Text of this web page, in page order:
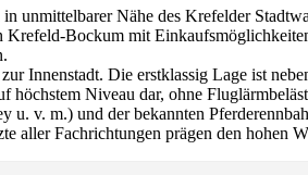
unmittelbarer Nähe des Krefelder
Bockum mit
Innenstadt. Die erstklassig Lage ist
Niveau dar, ohne
v. m.) und der bekannten
aller Fachrichtungen prägen den hohen